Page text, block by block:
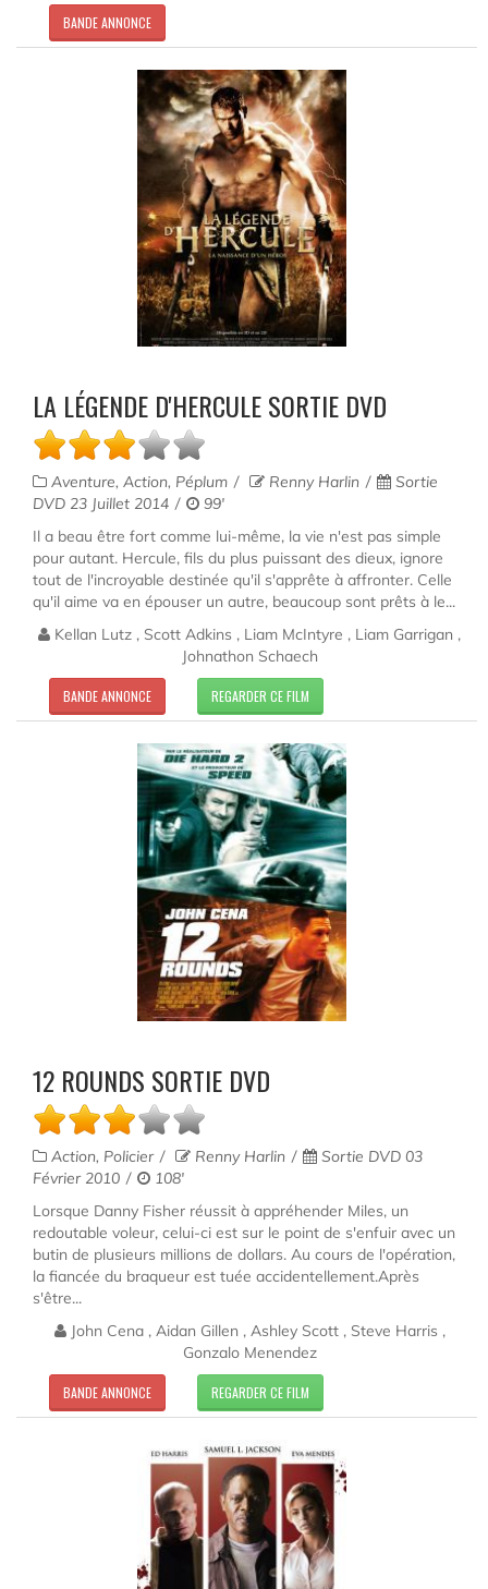
BANDE ANNONCE
LA LÉGENDE D'HERCULE SORTIE DVD
Aventure, Action, Péplum Renny Harlin
Sortie
DVD 23 Juillet 2014
99'
Il a beau être fort comme lui-même, la vie n'est pas simple
pour autant. Hercule, fils du plus puissant des dieux, ignore
tout de l'incroyable destinée qu'il s'apprête à affronter. Celle
qu'il aime va en épouser un autre, beaucoup sont prêts à le...
Kellan Lutz , Scott Adkins , Liam McIntyre , Liam Garrigan ,
Johnathon Schaech
BANDE ANNONCE REGARDER CE FILM
12 ROUNDS SORTIE DVD
Action, Policier Renny Harlin
Sortie DVD 03
Février 2010
108'
Lorsque Danny Fisher réussit à appréhender Miles, un
redoutable voleur, celui-ci est sur le point de s'enfuir avec un
butin de plusieurs millions de dollars. Au cours de l'opération,
la fiancée du braqueur est tuée accidentellement.Après
s'être...
John Cena , Aidan Gillen , Ashley Scott , Steve Harris ,
Gonzalo Menendez
BANDE ANNONCE REGARDER CE FILM